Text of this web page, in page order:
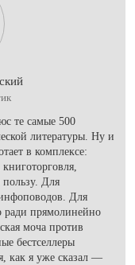
те самые 500
литературы. Ну и
в комплексе:
Для
Для
ради прямолинейно
моча против
бестселлеры
как я уже сказал —